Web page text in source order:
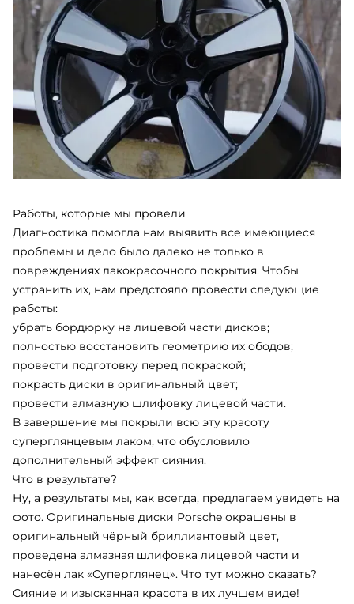
Работы, которые мы провели
Диагностика помогла нам выявить все имеющиеся
проблемы и дело было далеко не только в
повреждениях лакокрасочного покрытия. Чтобы
устранить их, нам предстояло провести следующие
работы:
бордюрку на лицевой части дисков;
восстановить геометрию их ободов;
подготовку перед покраской;
покрасть диски в оригинальный цвет;
алмазную шлифовку лицевой части.
В завершение мы покрыли всю эту красоту
суперглянцевым лаком, что обусловило
дополнительный эффект сияния.
Что в результате?
Ну, а результаты мы, как всегда, предлагаем увидеть на
фото. Оригинальные диски Porsche окрашены в
оригинальный чёрный бриллиантовый цвет,
проведена алмазная шлифовка лицевой части и
нанесён лак «Суперглянец». Что тут можно сказать?
Сияние и изысканная красота в их лучшем виде!